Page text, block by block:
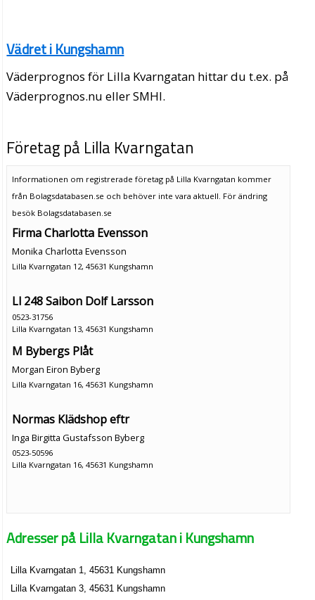
Vädret i Kungshamn
Väderprognos för Lilla Kvarngatan hittar du t.ex. på
Väderprognos.nu eller SMHI.
Företag på Lilla Kvarngatan
Informationen om registrerade företag på Lilla Kvarngatan kommer
från Bolagsdatabasen.se och behöver inte vara aktuell. För ändring
besök Bolagsdatabasen.se
Firma Charlotta Evensson
Monika Charlotta Evensson
Lilla Kvarngatan 12, 45631 Kungshamn
Ll 248 Saibon Dolf Larsson
0523-31756
Lilla Kvarngatan 13, 45631 Kungshamn
M Bybergs Plåt
Morgan Eiron Byberg
Lilla Kvarngatan 16, 45631 Kungshamn
Normas Klädshop eftr
Inga Birgitta Gustafsson Byberg
0523-50596
Lilla Kvarngatan 16, 45631 Kungshamn
Adresser på Lilla Kvarngatan i Kungshamn
Lilla Kvarngatan 1, 45631 Kungshamn
Lilla Kvarngatan 3, 45631 Kungshamn